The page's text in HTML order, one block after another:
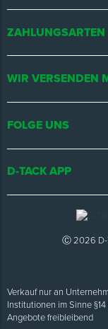
ZAHLUNGSARTEN
WIR VERSENDEN
FOLGE UNS
D-TACK APP
Ⓒ 2026 D-
Verkauf nur an
Institutionen im Sinne
Angebote freibleibend